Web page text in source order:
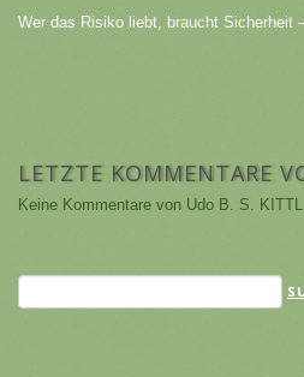
Wer das Risiko liebt, braucht Sicherheit
LETZTE KOMMENTARE
Keine Kommentare von Udo B. S. KITTL